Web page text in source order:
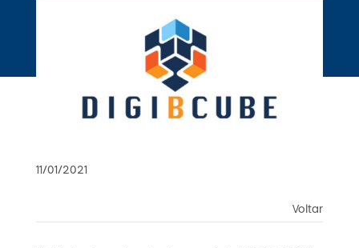
11/01/2021
Voltar